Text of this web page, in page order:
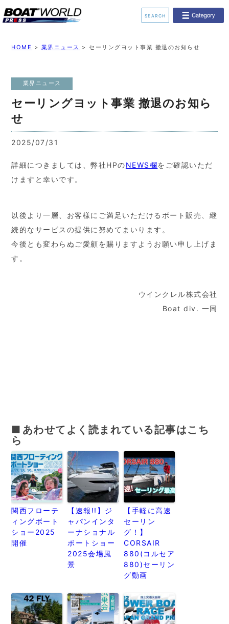
SEARCH
業界ニュース イベント情報
釣果情報
HOME > 業界ニュース > セーリングヨット事業 撤退のお知らせ
業界ニュース
セーリングヨット事業 撤退のお知ら
せ
2025/07/31
詳細につきましては、弊社HPのNEWS欄をご確認いただ
けますと幸いです。
以後より一層、お客様にご満足いただけるボート販売、継
続的なサービスの提供に努めてまいります。
今後とも変わらぬご愛顧を賜りますようお願い申し上げま
す。
ウインクレル株式会社
Boat div. 一同
あわせてよく読まれている記事はこち
ら
関西フローテ
ィングボート
ショー2025
開催
【速報!!】ジ
ャパンインタ
ーナショナル
ボートショー
2025会場風
景
【手軽に高速
セーリン
グ！】
CORSAIR
880(コルセア
880)セーリン
グ動画